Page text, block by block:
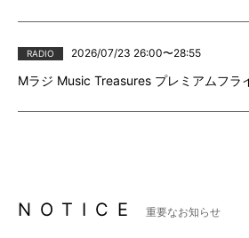
RADIO 2026/07/23 26:00〜28:55
Mラジ Music Treasures プレミアムフラ
NOTICE 重要なお知らせ